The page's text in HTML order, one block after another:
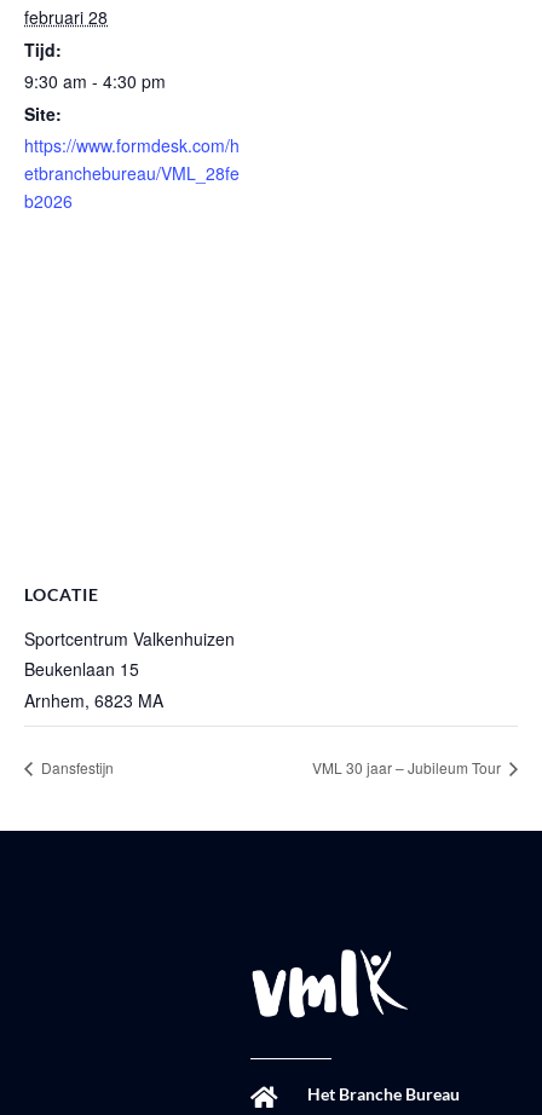
februari 28
Tijd:
9:30 am - 4:30 pm
Site:
https://www.formdesk.com/h
etbranchebureau/VML_28fe
b2026
LOCATIE
Sportcentrum Valkenhuizen
Beukenlaan 15
Arnhem, 6823 MA
Dansfestijn VML 30 jaar – Jubileum Tour
 Het Branche Bureau